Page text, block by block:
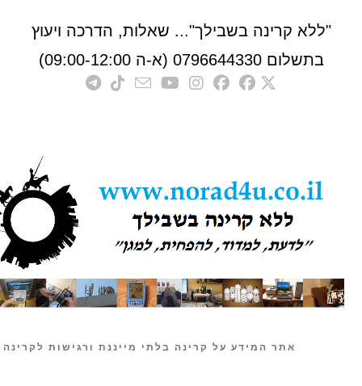
קרינה בשבילך"... שאלות, הדרכה ויעוץ
0796644330 (א-ה 09:00-12:00)
אתר המידע על קרינה בלתי מייננת ורגישות לקרינה